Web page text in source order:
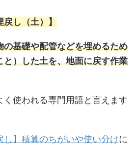
戻し（土）】
の基礎や配管などを埋めるため
と）した土を、地面に戻す作業
く使われる専門用語と言えます
し】積算のちがいや使い分けに